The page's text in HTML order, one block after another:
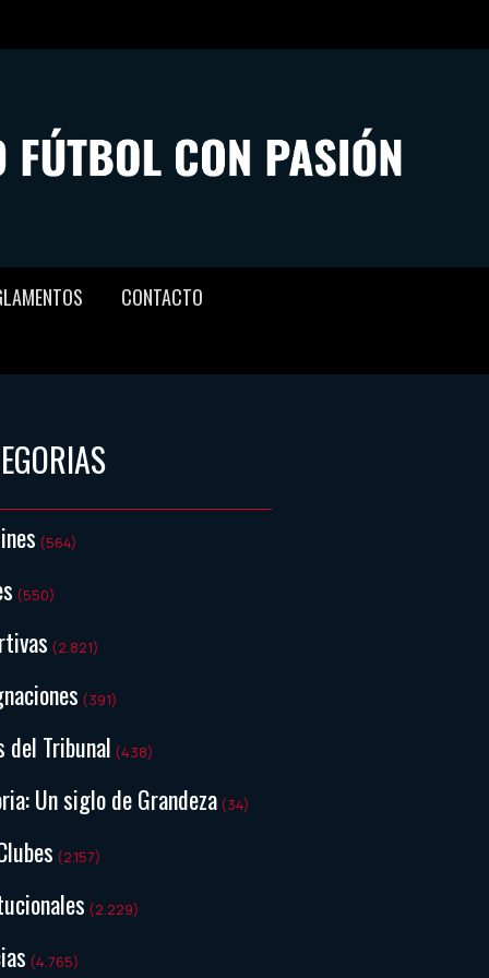
CONTACTO
(564)
(550)
(2.821)
(391)
del Tribunal (438)
Un siglo de Grandeza (34)
(2.157)
(2.229)
(4.765)